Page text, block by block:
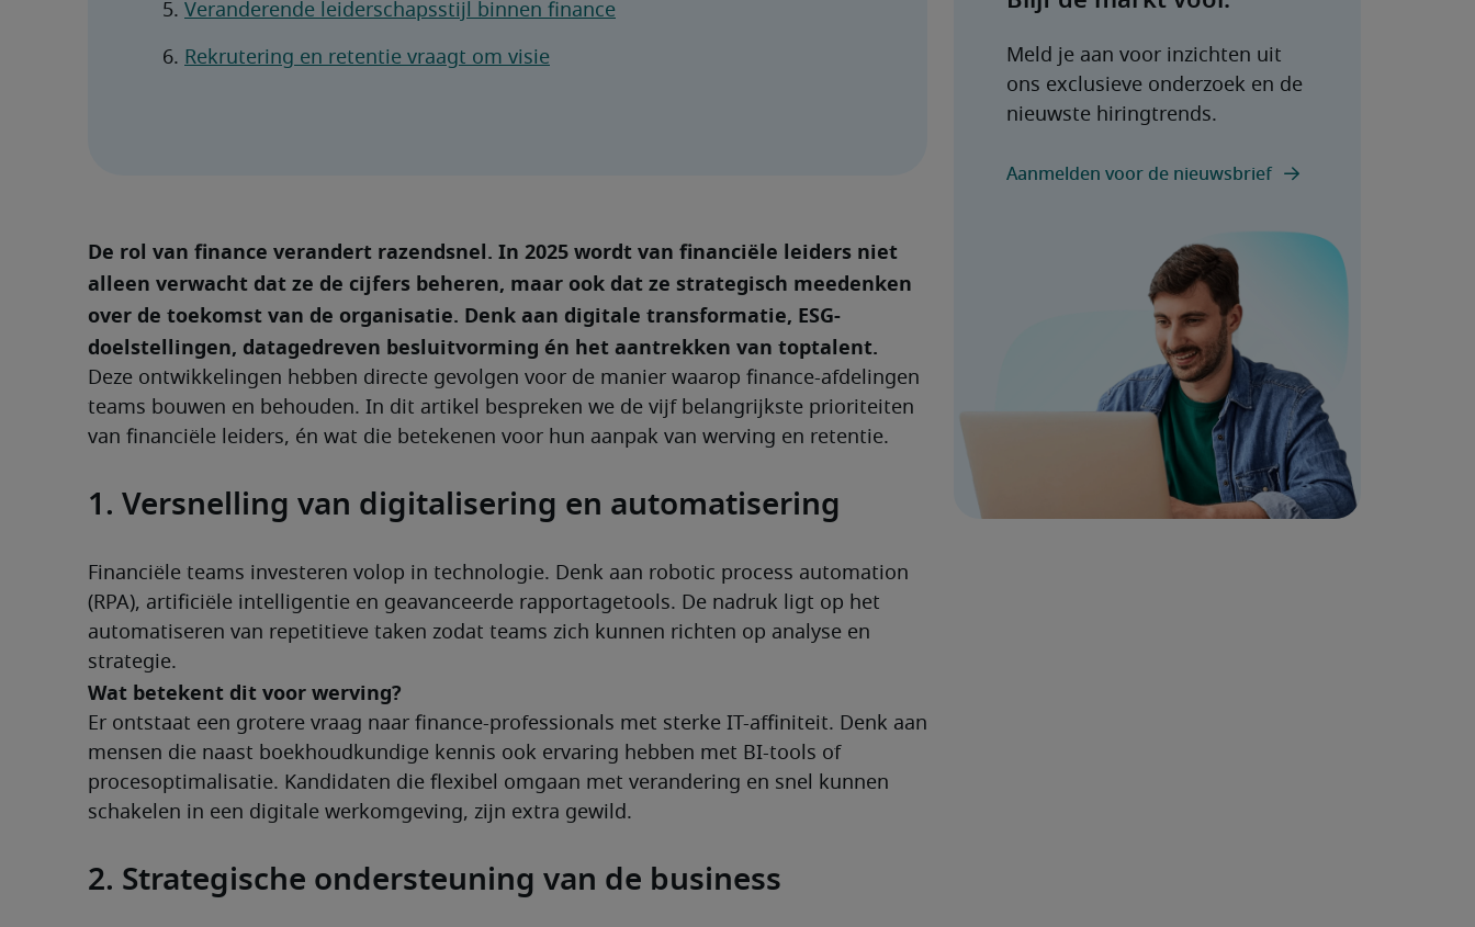
Veranderende leiderschapsstijl binnen finance
Rekrutering en retentie vraagt om visie
De rol van finance verandert razendsnel. In 2025 wordt van financiële leiders niet
alleen verwacht dat ze de cijfers beheren, maar ook dat ze strategisch meedenken
over de toekomst van de organisatie. Denk aan digitale transformatie, ESG-
doelstellingen, datagedreven besluitvorming én het aantrekken van toptalent.
Deze ontwikkelingen hebben directe gevolgen voor de manier waarop finance-afdelingen
teams bouwen en behouden. In dit artikel bespreken we de vijf belangrijkste prioriteiten
van financiële leiders, én wat die betekenen voor hun aanpak van werving en retentie.
1. Versnelling van digitalisering en automatisering
Financiële teams investeren volop in technologie. Denk aan robotic process automation
(RPA), artificiële intelligentie en geavanceerde rapportagetools. De nadruk ligt op het
automatiseren van repetitieve taken zodat teams zich kunnen richten op analyse en
strategie.
Wat betekent dit voor werving?
Er ontstaat een grotere vraag naar finance-professionals met sterke IT-affiniteit. Denk aan
mensen die naast boekhoudkundige kennis ook ervaring hebben met BI-tools of
procesoptimalisatie. Kandidaten die flexibel omgaan met verandering en snel kunnen
schakelen in een digitale werkomgeving, zijn extra gewild.
2. Strategische ondersteuning van de business